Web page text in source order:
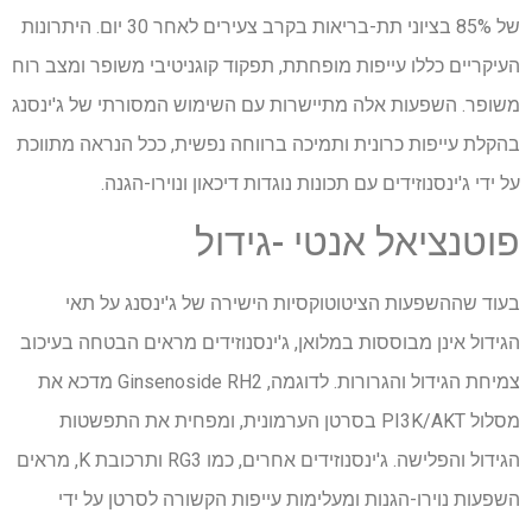
של 85% בציוני תת-בריאות בקרב צעירים לאחר 30 יום. היתרונות
העיקריים כללו עייפות מופחתת, תפקוד קוגניטיבי משופר ומצב רוח
משופר. השפעות אלה מתיישרות עם השימוש המסורתי של ג'ינסנג
בהקלת עייפות כרונית ותמיכה ברווחה נפשית, ככל הנראה מתווכת
על ידי ג'ינסנוזידים עם תכונות נוגדות דיכאון ונוירו-הגנה.
פוטנציאל אנטי -גידול
בעוד שההשפעות הציטוטוקסיות הישירה של ג'ינסנג על תאי
הגידול אינן מבוססות במלואן, ג'ינסנוזידים מראים הבטחה בעיכוב
צמיחת הגידול והגרורות. לדוגמה, Ginsenoside RH2 מדכא את
מסלול PI3K/AKT בסרטן הערמונית, ומפחית את התפשטות
הגידול והפלישה. ג'ינסנוזידים אחרים, כמו RG3 ותרכובת K, מראים
השפעות נוירו-הגנות ומעלימות עייפות הקשורה לסרטן על ידי